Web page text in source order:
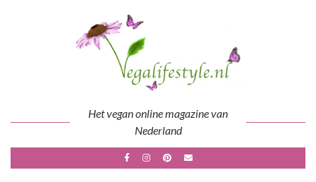
Het vegan online magazine van
Nederland